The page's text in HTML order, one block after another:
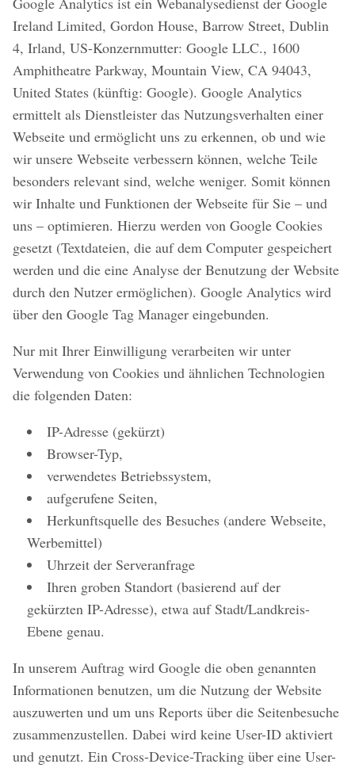
Ireland Limited, Gordon House, Barrow Street, Dublin
4, Irland, US-Konzernmutter: Google LLC., 1600
Amphitheatre Parkway, Mountain View, CA 94043,
United States (künftig: Google). Google Analytics
ermittelt als Dienstleister das Nutzungsverhalten einer
Webseite und ermöglicht uns zu erkennen, ob und wie
wir unsere Webseite verbessern können, welche Teile
besonders relevant sind, welche weniger. Somit können
wir Inhalte und Funktionen der Webseite für Sie – und
uns – optimieren. Hierzu werden von Google Cookies
gesetzt (Textdateien, die auf dem Computer gespeichert
werden und die eine Analyse der Benutzung der Website
durch den Nutzer ermöglichen). Google Analytics wird
über den Google Tag Manager eingebunden.
Nur mit Ihrer Einwilligung verarbeiten wir unter
Verwendung von Cookies und ähnlichen Technologien
die folgenden Daten:
IP-Adresse (gekürzt)
Browser-Typ,
verwendetes Betriebssystem,
aufgerufene Seiten,
Herkunftsquelle des Besuches (andere Webseite,
Werbemittel)
Uhrzeit der Serveranfrage
Ihren groben Standort (basierend auf der
gekürzten IP-Adresse), etwa auf Stadt/Landkreis-
Ebene genau.
In unserem Auftrag wird Google die oben genannten
Informationen benutzen, um die Nutzung der Website
auszuwerten und um uns Reports über die Seitenbesuche
zusammenzustellen. Dabei wird keine User-ID aktiviert
und genutzt. Ein Cross-Device-Tracking über eine User-